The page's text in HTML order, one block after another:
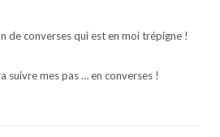
de converses qui est en moi trépigne !
suivre mes pas … en converses !